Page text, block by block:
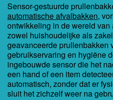
Sensor-gestuurde
automatische afvalbakken,
ontwikkeling in de wereld
zowel huishoudelijke als
geavanceerde prullenbakken
gebruikservaring en hygiëne
ingebouwde sensor die het
een hand of een item
automatisch, zonder dat er
sluit het zichzelf weer na